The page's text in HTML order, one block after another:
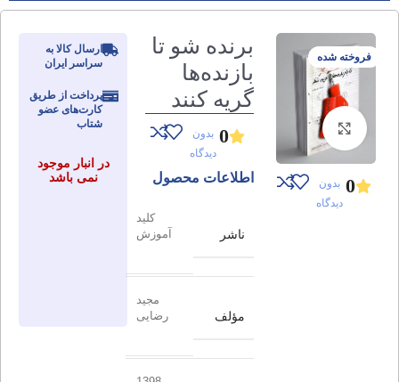
فروخته شده
برای بزرگنمایی کلیک کنید
0 بدون
دیدگاه
برنده شو تا
بازنده‌ها
گریه کنند
0 بدون
دیدگاه
اطلاعات محصول
ناشر
کلید
آموزش
مؤلف
مجید
رضایی
ارسال کالا به
سراسر ایران
پرداخت از طریق
کارت‌های عضو
شتاب
در انبار موجود
نمی باشد